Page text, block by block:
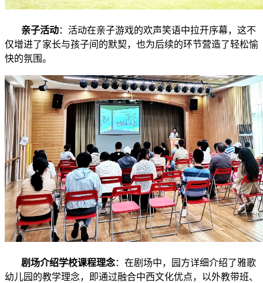
亲子活动：活动在亲子游戏的欢声笑语中拉开序幕，这不
仅增进了家长与孩子间的默契，也为后续的环节营造了轻松愉
快的氛围。
剧场介绍学校课程理念：在剧场中，园方详细介绍了雅歌
幼儿园的教学理念，即通过融合中西文化优点，以外教带班、